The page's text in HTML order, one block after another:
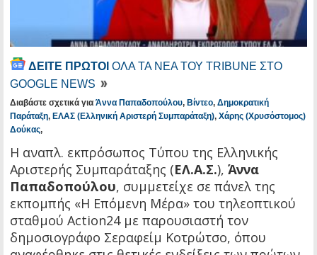
ΔΕΙΤΕ ΠΡΩΤΟΙ ΟΛΑ ΤΑ ΝΕΑ ΤΟΥ TRIBUNE ΣΤΟ
GOOGLE NEWS
Διαβάστε σχετικά για Άννα Παπαδοπούλου, Βίντεο, Δημοκρατική
Παράταξη, ΕΛΑΣ (Ελληνική Αριστερή Συμπαράταξη), Χάρης (Χρυσόστομος)
Δούκας,
Η αναπλ. εκπρόσωπος Τύπου της Ελληνικής
Αριστερής Συμπαράταξης (ΕΛ.Α.Σ.), Άννα
Παπαδοπούλου, συμμετείχε σε πάνελ της
εκπομπής «Η Επόμενη Μέρα» του τηλεοπτικού
σταθμού Action24 με παρουσιαστή τον
δημοσιογράφο Σεραφείμ Κοτρώτσο, όπου